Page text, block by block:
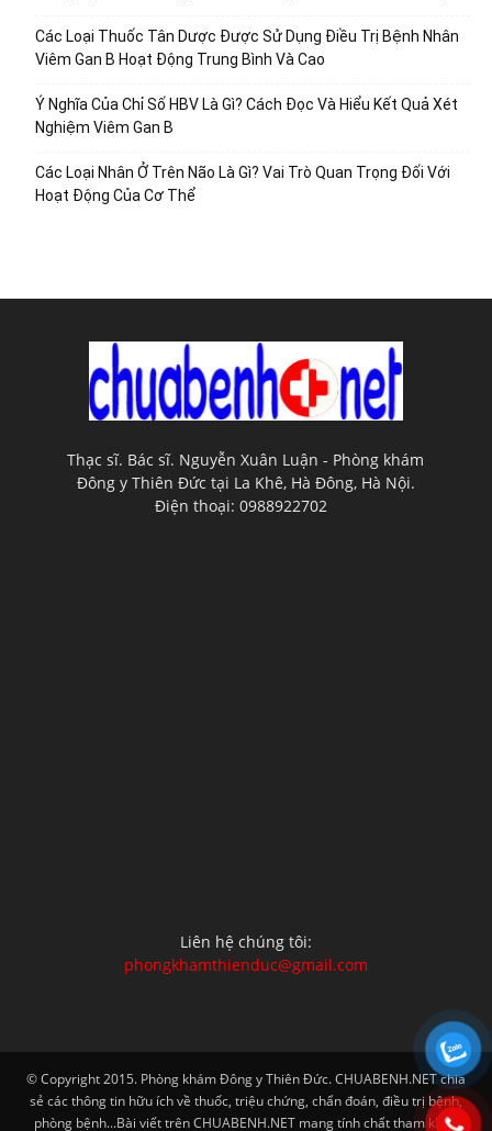
Các Loại Thuốc Tân Dược Được Sử Dụng Điều Trị Bệnh Nhân
Viêm Gan B Hoạt Động Trung Bình Và Cao
Ý Nghĩa Của Chỉ Số HBV Là Gì? Cách Đọc Và Hiểu Kết Quả Xét
Nghiệm Viêm Gan B
Các Loại Nhân Ở Trên Não Là Gì? Vai Trò Quan Trọng Đối Với
Hoạt Động Của Cơ Thể
Thạc sĩ. Bác sĩ. Nguyễn Xuân Luận - Phòng khám
Đông y Thiên Đức tại La Khê, Hà Đông, Hà Nội.
Điện thoại: 0988922702
Liên hệ chúng tôi:
phongkhamthienduc@gmail.com
© Copyright 2015. Phòng khám Đông y Thiên Đức. CHUABENH.NET chia
sẻ các thông tin hữu ích về thuốc, triệu chứng, chẩn đoán, điều trị bệnh,
phòng bệnh...Bài viết trên CHUABENH.NET mang tính chất tham khảo